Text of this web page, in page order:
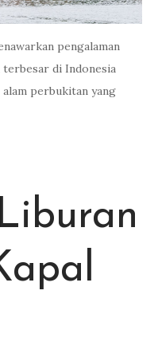
pengalaman
terbesar di Indonesia
perbukitan yang